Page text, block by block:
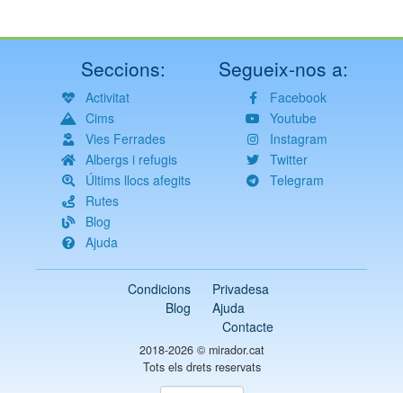
Seccions:
Activitat
Cims
Vies Ferrades
Albergs i refugis
Últims llocs afegits
Rutes
Blog
Ajuda
Segueix-nos a:
Facebook
Youtube
Instagram
Twitter
Telegram
Condicions
Privadesa
Blog
Ajuda
Contacte
2018-2026 © mirador.cat
Tots els drets reservats